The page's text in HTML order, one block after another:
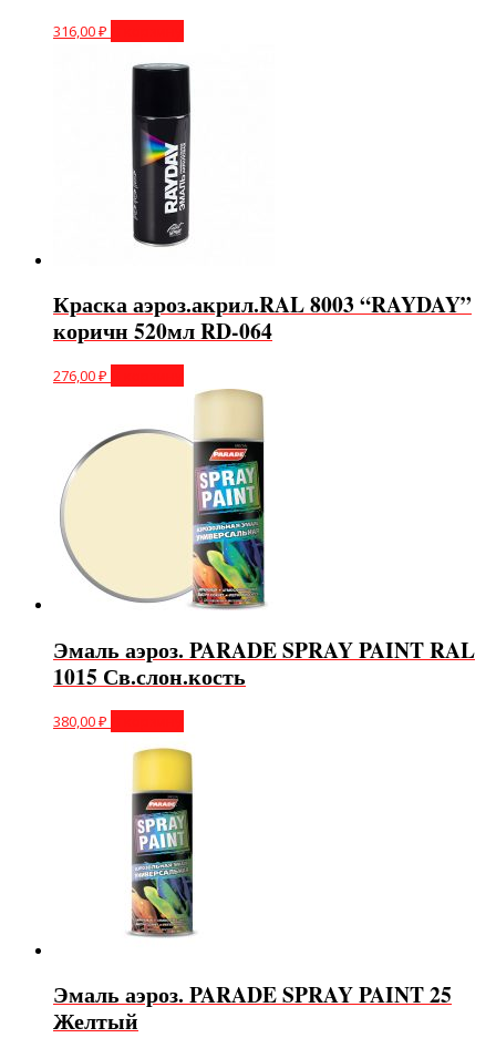
316,00₽
Краска аэроз.акрил.RAL 8003 “RAYDAY”
коричн 520мл RD-064
276,00₽
Эмаль аэроз. PARADE SPRAY PAINT RAL
1015 Св.слон.кость
380,00₽
Эмаль аэроз. PARADE SPRAY PAINT 25
Желтый